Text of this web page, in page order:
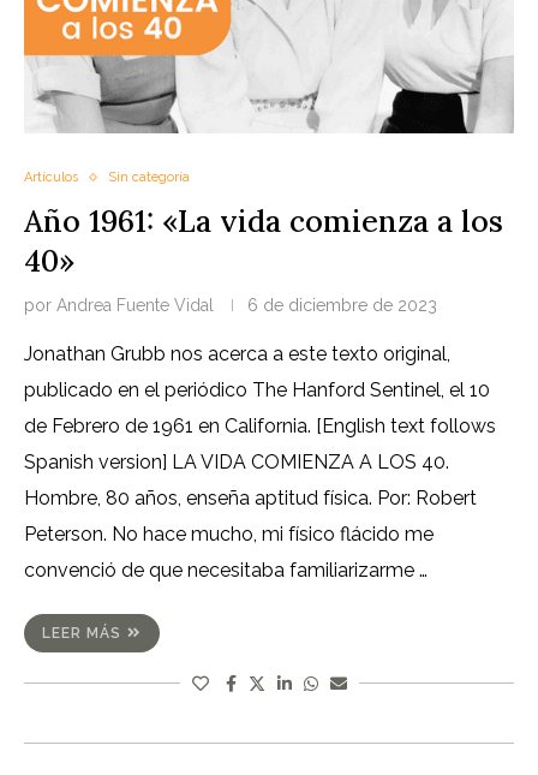
Artículos Sin categoría
Año 1961: «La vida comienza a los
40»
por Andrea Fuente Vidal 6 de diciembre de 2023
Jonathan Grubb nos acerca a este texto original,
publicado en el periódico The Hanford Sentinel, el 10
de Febrero de 1961 en California. [English text follows
Spanish version] LA VIDA COMIENZA A LOS 40.
Hombre, 80 años, enseña aptitud física. Por: Robert
Peterson. No hace mucho, mi físico flácido me
convenció de que necesitaba familiarizarme …
LEER MÁS